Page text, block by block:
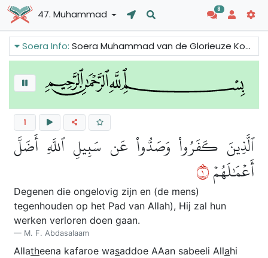
47. Muhammad 8
Soera Info:Soera Muhammad van de Glorieuze Koran vertelt ons dat de zonden zullen worden verwijderd en de omstandigheden zullen verbeteren voor degenen die in de Profeet Mohammed (v.z.m.h.) geloven, terwijl de tegenstanders van de waarheid zullen omkomen. We kunnen ook lezen dat er goed nieuws is omdat de profeet wordt gevraagd te bidden voor de gelovigen.
1
ٱلَّذِينَ كَفَرُواْ وَصَدُّواْ عَن سَبِيلِ ٱللَّهِ أَضَلَّ
أَعۡمَٰلَهُمۡ١
Degenen die ongelovig zijn en (de mens)
tegenhouden op het Pad van Allah), Hij zal hun
werken verloren doen gaan.
M. F. Abdasalaam
Allatheena kafaroe wasaddoe AAan sabeeli Allahi